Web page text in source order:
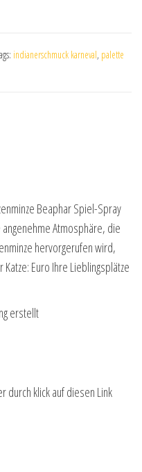
indianerschmuck karneval, palette
Beaphar Spiel-Spray
Atmosphäre, die
hervorgerufen wird,
Euro Ihre Lieblingsplätze
erstellt
durch klick auf diesen Link